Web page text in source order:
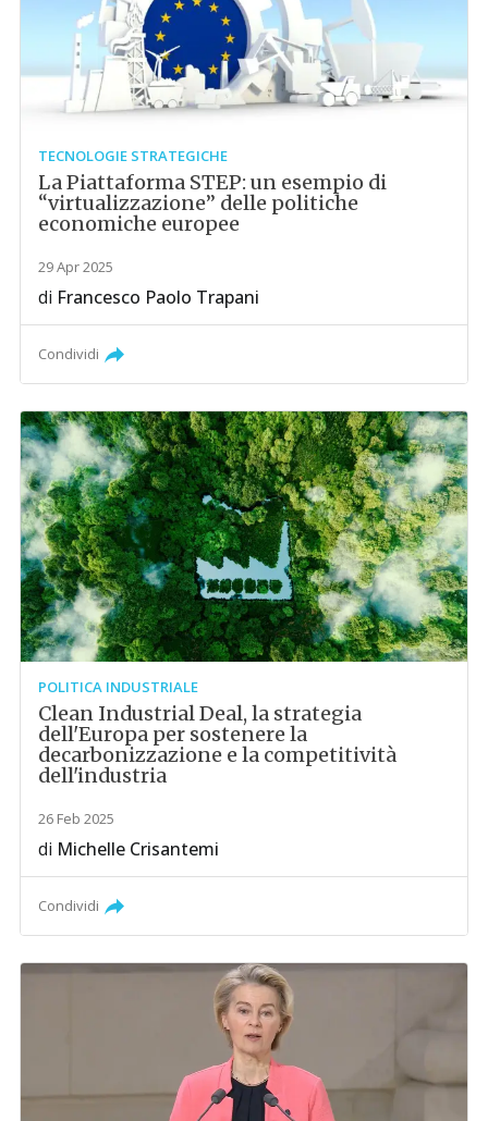
TECNOLOGIE STRATEGICHE
La Piattaforma STEP: un esempio di
“virtualizzazione” delle politiche
economiche europee
29 Apr 2025
di Francesco Paolo Trapani
Condividi
POLITICA INDUSTRIALE
Clean Industrial Deal, la strategia
dell'Europa per sostenere la
decarbonizzazione e la competitività
dell'industria
26 Feb 2025
di Michelle Crisantemi
Condividi